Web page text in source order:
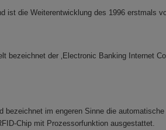
ist die Weiterentwicklung des 1996 erstmals
bezeichnet der ‚Electronic Banking Internet
bezeichnet im engeren Sinne die
einem RFID-Chip mit